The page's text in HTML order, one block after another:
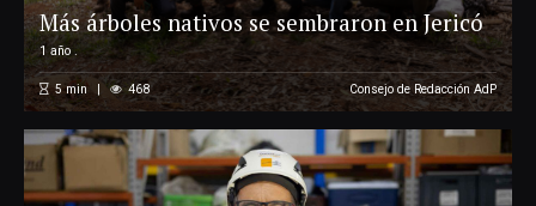
Más árboles nativos se sembraron en Jericó
1 año .
5 min 468 Consejo de Redacción AdP